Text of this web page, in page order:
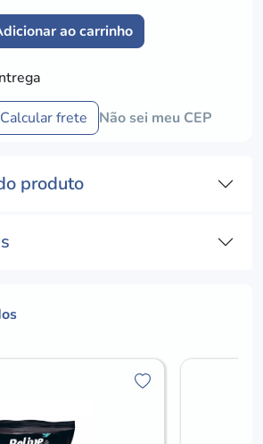
ao carrinho
Calcular frete Não sei meu CEP
produto